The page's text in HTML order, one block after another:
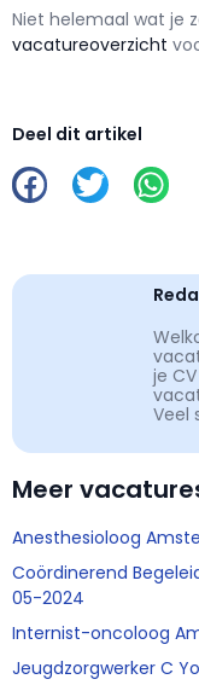
Niet helemaal wat je
vacatureoverzicht
Deel dit artikel
je
Veel
Meer
Anesthesioloog
Coördinerend
05-2024
Internist-oncoloog
Jeugdzorgwerker C